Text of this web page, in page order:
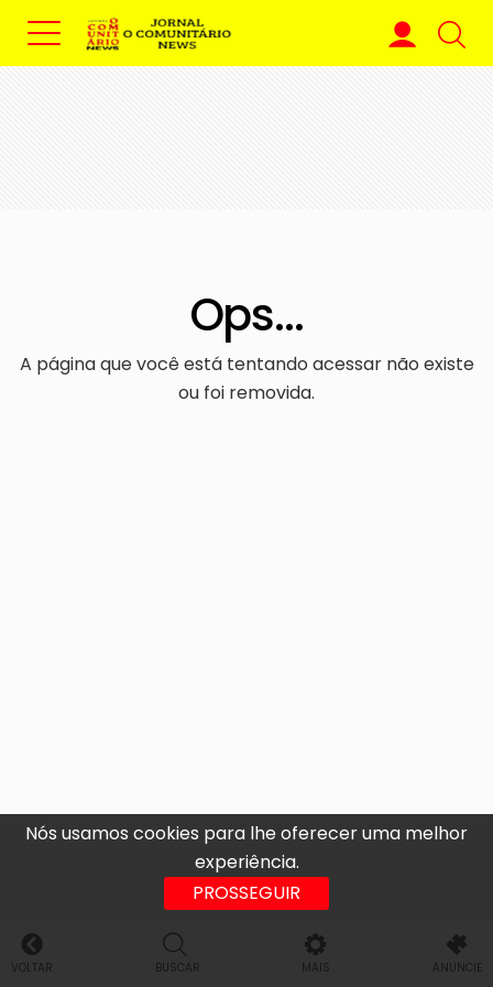
Nós usamos cookies para lhe oferecer uma melhor
experiência.
PROSSEGUIR
Ops...
A página que você está tentando acessar não existe
ou foi removida.
VOLTAR BUSCAR MAIS ANUNCIE